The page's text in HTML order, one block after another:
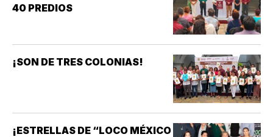
40 PREDIOS
¡SON DE TRES COLONIAS!
¡ESTRELLAS DE “LOCO MÉXICO